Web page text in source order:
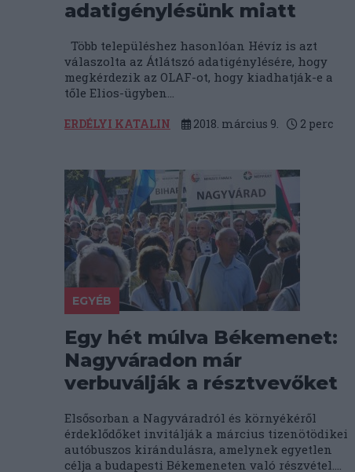
adatigénylésünk miatt
Több településhez hasonlóan Hévíz is azt
válaszolta az Átlátszó adatigénylésére, hogy
megkérdezik az OLAF-ot, hogy kiadhatják-e a
tőle Elios-ügyben...
ERDÉLYI KATALIN 2018. március 9. 2 perc
EGYÉB
Egy hét múlva Békemenet:
Nagyváradon már
verbuválják a résztvevőket
Elsősorban a Nagyváradról és környékéről
érdeklődőket invitálják a március tizenötödikei
autóbuszos kirándulásra, amelynek egyetlen
célja a budapesti Békemeneten való részvétel....